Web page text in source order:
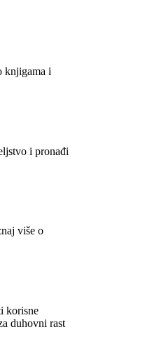
knjigama i
i pronađi
više o
korisne
duhovni rast